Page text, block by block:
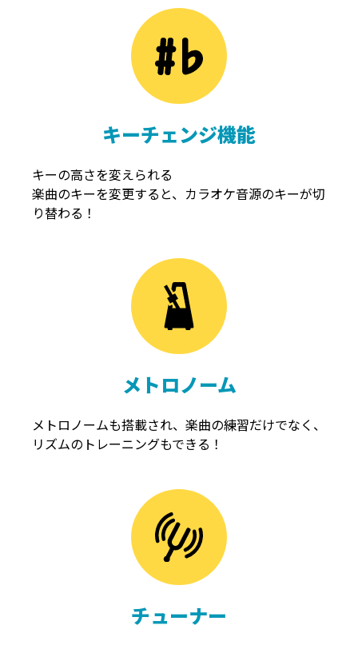
キーチェンジ機能
キーの高さを変えられる
楽曲のキーを変更すると、カラオケ音源のキーが切
り替わる！
メトロノーム
メトロノームも搭載され、楽曲の練習だけでなく、
リズムのトレーニングもできる！
チューナー